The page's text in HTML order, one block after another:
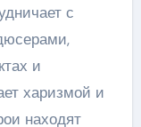
с
и
харизмой и
находят